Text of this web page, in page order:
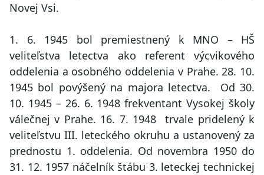
Novej Vsi.
1. 6. 1945 bol premiestnený k MNO – HŠ
veliteľstva letectva ako referent výcvikového
oddelenia a osobného oddelenia v Prahe. 28. 10.
1945 bol povýšený na majora letectva. Od 30.
10. 1945 – 26. 6. 1948 frekventant Vysokej školy
válečnej v Prahe. 16. 7. 1948 trvale pridelený k
veliteľstvu III. leteckého okruhu a ustanovený za
prednostu 1. oddelenia. Od novembra 1950 do
31. 12. 1957 náčelník štábu 3. leteckej technickej